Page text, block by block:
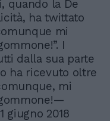
quando la De
ha twittato
mi
I
dalla sua parte
ha ricevuto oltre
mi
giugno 2018